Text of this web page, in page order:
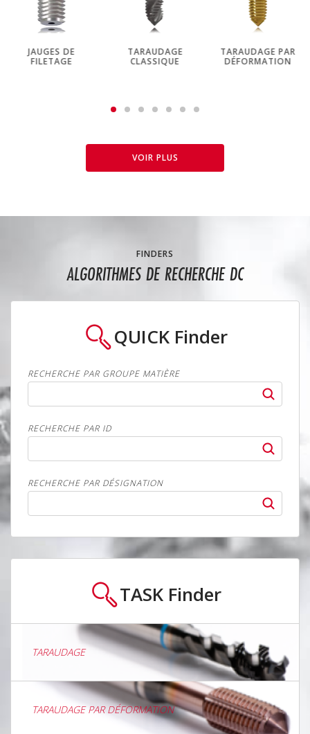
JAUGES DE
FILETAGE
TARAUDAGE
CLASSIQUE
TARAUDAGE PAR
DÉFORMATION
VOIR PLUS
FINDERS
ALGORITHMES DE RECHERCHE DC
QUICK Finder
RECHERCHE PAR GROUPE MATIÈRE
RECHERCHE PAR ID
RECHERCHE PAR DÉSIGNATION
TASK Finder
TARAUDAGE
TARAUDAGE PAR DÉFORMATION